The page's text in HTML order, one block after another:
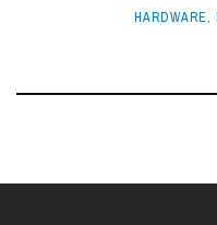
HARDWARE,